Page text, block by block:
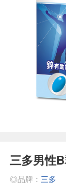
三多男性
◎品牌： 三多